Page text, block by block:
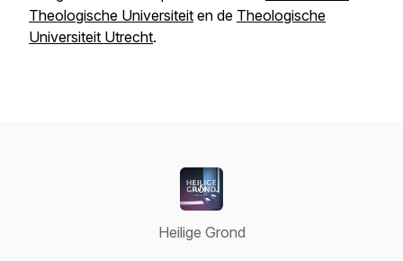
Theologische Universiteit en de Theologische
Universiteit Utrecht.
Heilige Grond